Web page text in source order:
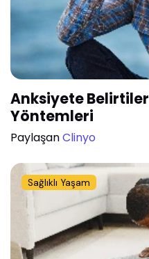
Anksiyete
Yöntemleri
PaylaşanClinyo
Sağlıklı Yaşam